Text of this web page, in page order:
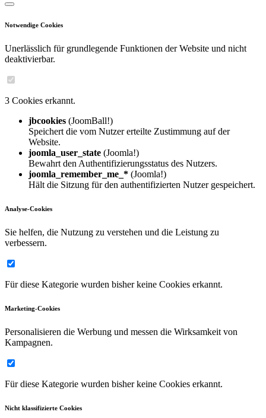
Notwendige Cookies
Unerlässlich für grundlegende Funktionen der Website und nicht
deaktivierbar.
3 Cookies erkannt.
jbcookies (JoomBall!)
Speichert die vom Nutzer erteilte Zustimmung auf der
Website.
joomla_user_state (Joomla!)
Bewahrt den Authentifizierungsstatus des Nutzers.
joomla_remember_me_* (Joomla!)
Hält die Sitzung für den authentifizierten Nutzer gespeichert.
Analyse-Cookies
Sie helfen, die Nutzung zu verstehen und die Leistung zu
verbessern.
Für diese Kategorie wurden bisher keine Cookies erkannt.
Marketing-Cookies
Personalisieren die Werbung und messen die Wirksamkeit von
Kampagnen.
Für diese Kategorie wurden bisher keine Cookies erkannt.
Nicht klassifizierte Cookies